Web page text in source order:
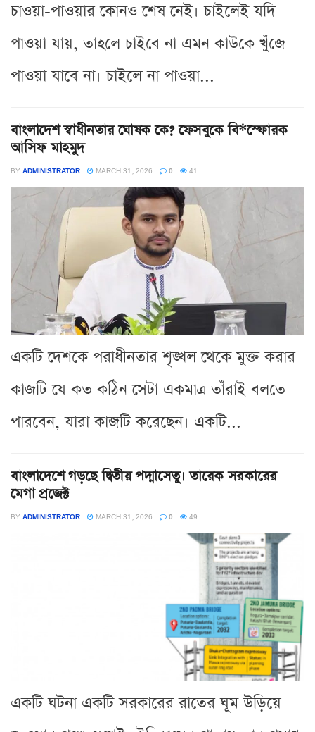
চাওয়া-পাওয়ার কোনও শেষ নেই। চাইলেই যদি
পাওয়া যায়, তাহলে চাইবে না এমন কাউকে খুঁজে
পাওয়া যাবে না। চাইলে না পাওয়া...
বাংলাদেশ স্বাধীনতার ঘোষক কে? ফেসবুকে বি*স্ফোরক
আসিফ মাহমুদ
BY ADMINISTRATOR MARCH 31, 2026 0 41
একটি দেশকে পরাধীনতার শৃঙ্খল থেকে মুক্ত করার
কাজটি যে কত কঠিন সেটা একমাত্র তাঁরাই বলতে
পারবেন, যারা কাজটি করেছেন। একটি...
বাংলাদেশে গড়ছে দ্বিতীয় পদ্মাসেতু। তারেক সরকারের
মেগা প্রজেক্ট
BY ADMINISTRATOR MARCH 31, 2026 0 49
একটি ঘটনা একটি সরকারের রাতের ঘূম উড়িয়ে